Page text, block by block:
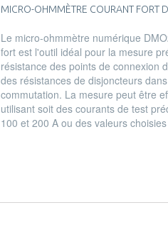
MICRO-OHMMÈTRE COURANT FORT
Le micro-ohmmètre numérique
fort est l'outil idéal pour la mesure
résistance des points de connexion
des résistances de disjoncteurs
commutation. La mesure peut être
utilisant soit des courants de test
100 et 200 A ou des valeurs